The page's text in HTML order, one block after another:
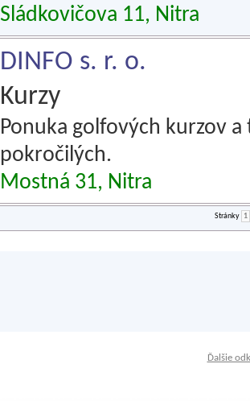
Sládkovičova 11, Nitra
DINFO s. r. o.
Kurzy
Ponuka golfových kurzov
pokročilých.
Mostná 31, Nitra
Stránky 1
Ďalšie